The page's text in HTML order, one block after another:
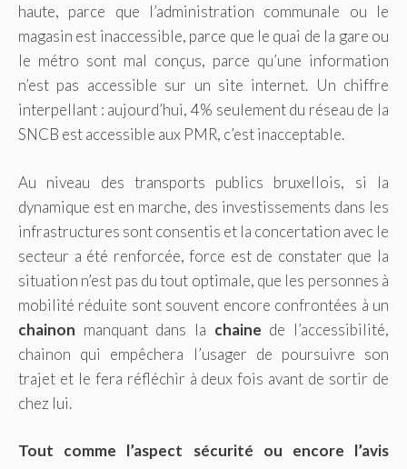
haute, parce que l’administration communale ou le
magasin est inaccessible, parce que le quai de la gare ou
le métro sont mal conçus, parce qu’une information
n’est pas accessible sur un site internet. Un chiffre
interpellant : aujourd’hui, 4% seulement du réseau de la
SNCB est accessible aux PMR, c’est inacceptable.
Au niveau des transports publics bruxellois, si la
dynamique est en marche, des investissements dans les
infrastructures sont consentis et la concertation avec le
secteur a été renforcée, force est de constater que la
situation n’est pas du tout optimale, que les personnes à
mobilité réduite sont souvent encore confrontées à un
chainon manquant dans la chaine de l’accessibilité,
chainon qui empêchera l’usager de poursuivre son
trajet et le fera réfléchir à deux fois avant de sortir de
chez lui.
Tout comme l’aspect sécurité ou encore l’avis